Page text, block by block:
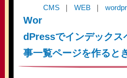
CMS WEB
Wor
dPressでインデックス
事一覧ページを作ると